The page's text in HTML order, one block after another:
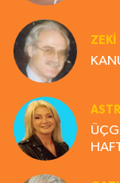
ZEKI